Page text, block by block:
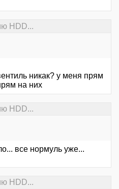
HDD...
никак? у меня прям
на них
HDD...
все нормуль уже...
HDD...